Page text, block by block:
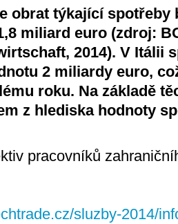
obrat týkající
miliard euro (zdroj:
2014). V Itálii
2 miliardy euro,
roku. Na základě
z hlediska hodnoty
pracovníků
sluzby-2014/